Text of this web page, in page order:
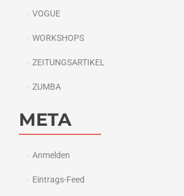
VOGUE
WORKSHOPS
ZEITUNGSARTIKEL
ZUMBA
META
Anmelden
Eintrags-Feed